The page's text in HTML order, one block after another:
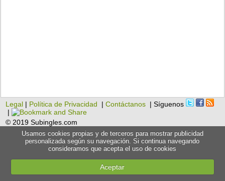
Legal | Política de Privacidad |Contáctanos | Síguenos
|
© 2019 Subingles.com
Usamos cookies propias y de terceros para mostrar publicidad
personalizada según su navegación. Si continua navegando
consideramos que acepta el uso de cookies
Aceptar